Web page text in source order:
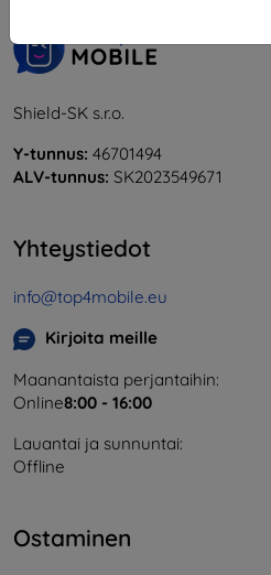
Shield-SK s.r.o.
Y-tunnus: 46701494
ALV-tunnus: SK2023549671
Yhteystiedot
info@top4mobile.eu
Kirjoita meille
Maanantaista perjantaihin:
Online8:00 - 16:00
Lauantai ja sunnuntai:
Offline
Ostaminen